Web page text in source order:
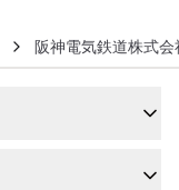
阪神電気鉄道株式会